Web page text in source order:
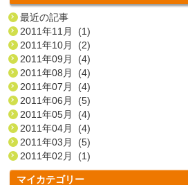
最近の記事
2011年11月 (1)
2011年10月 (2)
2011年09月 (4)
2011年08月 (4)
2011年07月 (4)
2011年06月 (5)
2011年05月 (4)
2011年04月 (4)
2011年03月 (5)
2011年02月 (1)
マイカテゴリー